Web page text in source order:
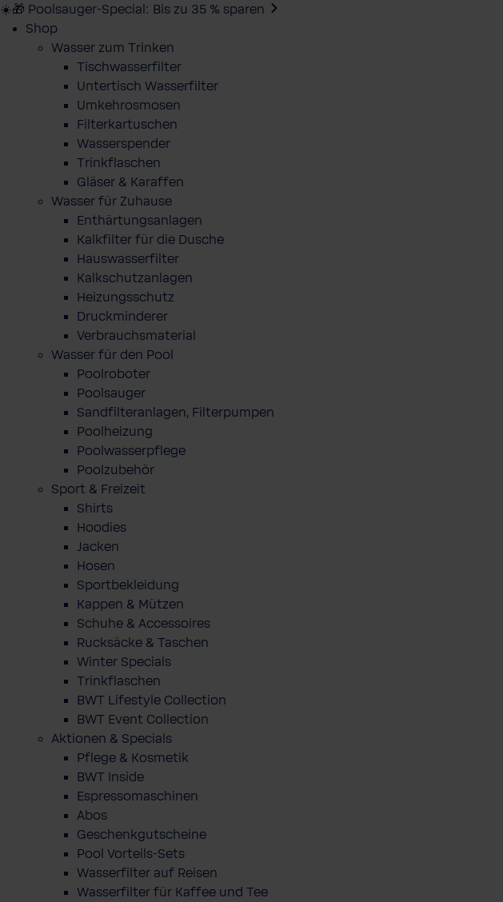
☀️🎁 Poolsauger-Special: Bis zu 35 % sparen
Shop
Wasser zum Trinken
Tischwasserfilter
Untertisch Wasserfilter
Umkehrosmosen
Filterkartuschen
Wasserspender
Trinkflaschen
Gläser & Karaffen
Wasser für Zuhause
Enthärtungsanlagen
Kalkfilter für die Dusche
Hauswasserfilter
Kalkschutzanlagen
Heizungsschutz
Druckminderer
Verbrauchsmaterial
Wasser für den Pool
Poolroboter
Poolsauger
Sandfilteranlagen, Filterpumpen
Poolheizung
Poolwasserpflege
Poolzubehör
Sport & Freizeit
Shirts
Hoodies
Jacken
Hosen
Sportbekleidung
Kappen & Mützen
Schuhe & Accessoires
Rucksäcke & Taschen
Winter Specials
Trinkflaschen
BWT Lifestyle Collection
BWT Event Collection
Aktionen & Specials
Pflege & Kosmetik
BWT Inside
Espressomaschinen
Abos
Geschenkgutscheine
Pool Vorteils-Sets
Wasserfilter auf Reisen
Wasserfilter für Kaffee und Tee